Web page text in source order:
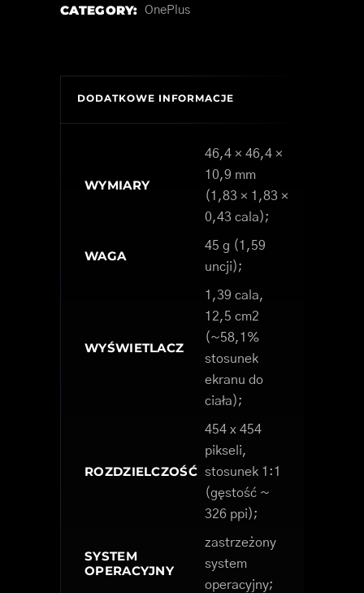
CATEGORY: OnePlus
DODATKOWE INFORMACJE
WYMIARY
46,4 × 46,4 ×
10,9 mm
(1,83 × 1,83 ×
0,43 cala);
WAGA
45 g (1,59
uncji);
WYŚWIETLACZ
1,39 cala,
12,5 cm2
(~58,1%
stosunek
ekranu do
ciała);
ROZDZIELCZOŚĆ
454 x 454
pikseli,
stosunek 1:1
(gęstość ~
326 ppi);
SYSTEM
OPERACYJNY
zastrzeżony
system
operacyjny;